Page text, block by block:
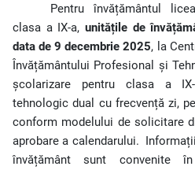
Pentru învățământul
clasa a IX-a, unitățile de
data de 9 decembrie 2025, la
Învățământului Profesional și
școlarizare pentru clasa a
tehnologic dual cu frecvență zi,
conform modelului de solicitare
aprobare a calendarului.
învățământ sunt convenite